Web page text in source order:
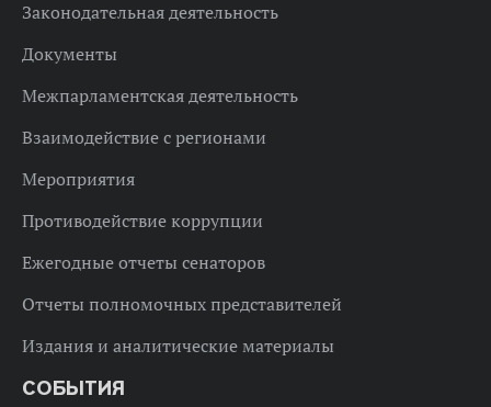
Законодательная деятельность
Документы
Межпарламентская деятельность
Взаимодействие с регионами
Мероприятия
Противодействие коррупции
Ежегодные отчеты сенаторов
Отчеты полномочных представителей
Издания и аналитические материалы
СОБЫТИЯ